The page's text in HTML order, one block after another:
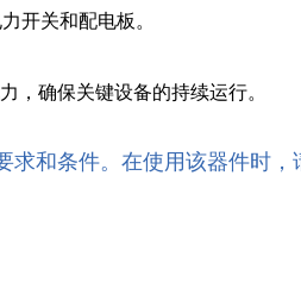
开关和配电板。
，确保关键设备的持续运行。
和条件。在使用该器件时